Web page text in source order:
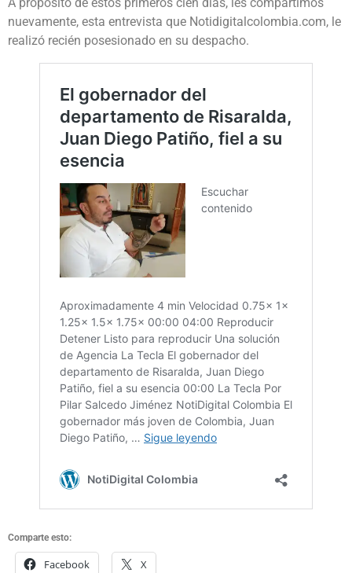
nuevamente, esta entrevista que Notidigitalcolombia.com, le
realizó recién posesionado en su despacho.
Comparte esto:
Facebook X